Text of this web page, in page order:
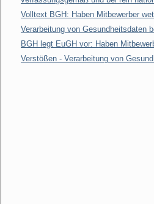
Volltext BGH: Haben Mitbewerber
Verarbeitung von Gesundheitsdaten
BGH legt EuGH vor: Haben
Verstößen - Verarbeitung von